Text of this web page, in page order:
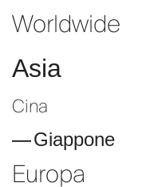
Worldwide
Asia
Cina
Giappone
Europa